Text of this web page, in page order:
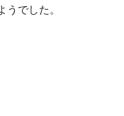
でした。